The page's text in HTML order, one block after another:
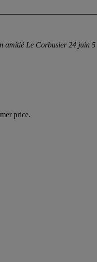
amitié Le Corbusier 24 juin 5
price.